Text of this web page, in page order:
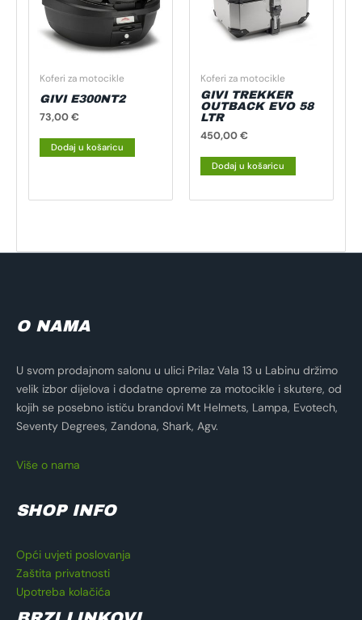
Koferi za motocikle
GIVI E300NT2
73,00€
Dodaj u košaricu
Koferi za motocikle
GIVI TREKKER
OUTBACK EVO 58
LTR
450,00€
Dodaj u košaricu
O NAMA
U svom prodajnom salonu u ulici Prilaz Vala 13 u Labinu držimo
velik izbor dijelova i dodatne opreme za motocikle i skutere, od
kojih se posebno ističu brandovi Mt Helmets, Lampa, Evotech,
Seventy Degrees, Zandona, Shark, Agv.
Više o nama
SHOP INFO
Opći uvjeti poslovanja
Zaštita privatnosti
Upotreba kolačića